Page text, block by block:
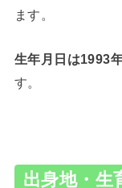
ます。
生年月日は1993
す。
出身地・生